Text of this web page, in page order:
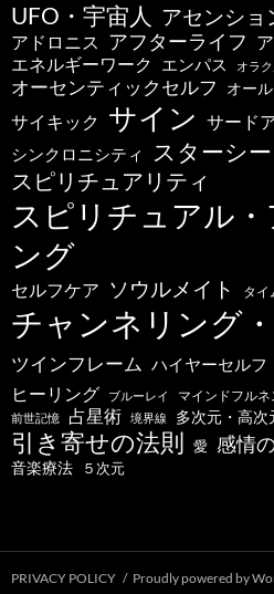
UFO・宇宙人 アセンショ
アドロニス アフターライフ
エネルギーワーク エンパス オラ
オーセンティックセルフ オー
サイキック サイン サード
シンクロニシティ スターシ
スピリチュアリティ
スピリチュアル
ング
セルフケア ソウルメイト タイ
チャンネリング
ツインフレーム ハイヤーセルフ
ヒーリング ブルーレイ マインドフルネ
前世記憶 占星術 境界線 多次元・高次
引き寄せの法則 愛 感情
音楽療法 ５次元
PRIVACY POLICY Proudly powered by